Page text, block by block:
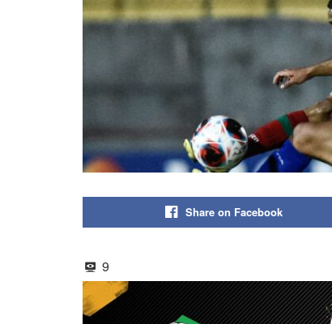
Share on Facebook
9